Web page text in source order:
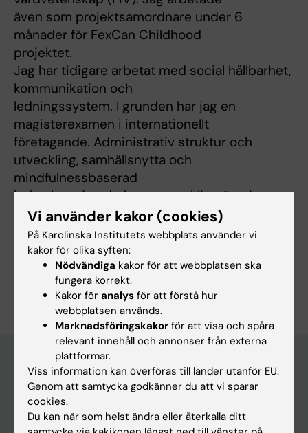
även som projektsamordnare under 6
månader för FexCan Childhood
projektet.
Jag har tidigare arbetat med social hållbarhet,
kommunikation och
ledningssystem. I grunden har jag en
magisterexamen i internationellt
företagande. Administrativ struktur och
utveckling, samhällsnytta och
mindfulnessbaserad
ledarskaps/medarbetarutveckling är mina
hjärtefrågor.
Är du Anna-Maria Loimi?
Redigera din profil
Huvudmeny
Utbildning
Vi använder kakor (cookies)
På Karolinska Institutets webbplats använder vi
kakor för olika syften:
Nödvändiga kakor för att webbplatsen ska
fungera korrekt.
Kakor för analys för att förstå hur
webbplatsen används.
Marknadsföringskakor för att visa och spåra
relevant innehåll och annonser från externa
plattformar.
Viss information kan överföras till länder utanför EU.
Genom att samtycka godkänner du att vi sparar
cookies.
Du kan när som helst ändra eller återkalla ditt